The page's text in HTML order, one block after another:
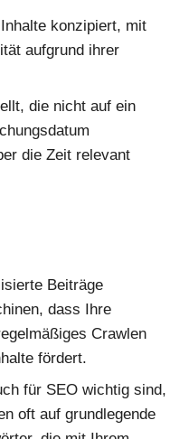
konzipiert, mit
aufgrund ihrer
die nicht auf ein
die Zeit relevant
Beiträge
dass Ihre
Crawlen
fördert.
für SEO wichtig sind,
oft auf grundlegende